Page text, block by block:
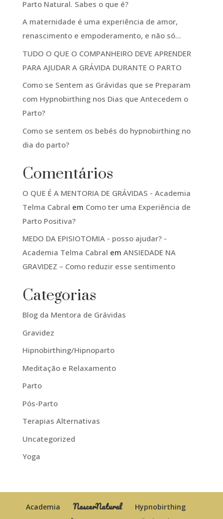
Parto Natural. Sabes o que é?
A maternidade é uma experiência de amor,
renascimento e empoderamento, e não só…
TUDO O QUE O COMPANHEIRO DEVE APRENDER
PARA AJUDAR A GRÁVIDA DURANTE O PARTO
Como se Sentem as Grávidas que se Preparam
com Hypnobirthing nos Dias que Antecedem o
Parto?
Como se sentem os bebés do hypnobirthing no
dia do parto?
Comentários
O QUE É A MENTORIA DE GRÁVIDAS - Academia
Telma Cabral em Como ter uma Experiência de
Parto Positiva?
MEDO DA EPISIOTOMIA - posso ajudar? -
Academia Telma Cabral em ANSIEDADE NA
GRAVIDEZ – Como reduzir esse sentimento
Categorias
Blog da Mentora de Grávidas
Gravidez
Hipnobirthing/Hipnoparto
Meditação e Relaxamento
Parto
Pós-Parto
Terapias Alternativas
Uncategorized
Yoga
Academia NascerNatural
Hypnobirthing